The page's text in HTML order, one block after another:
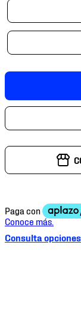
Consulta
10. tenis nike